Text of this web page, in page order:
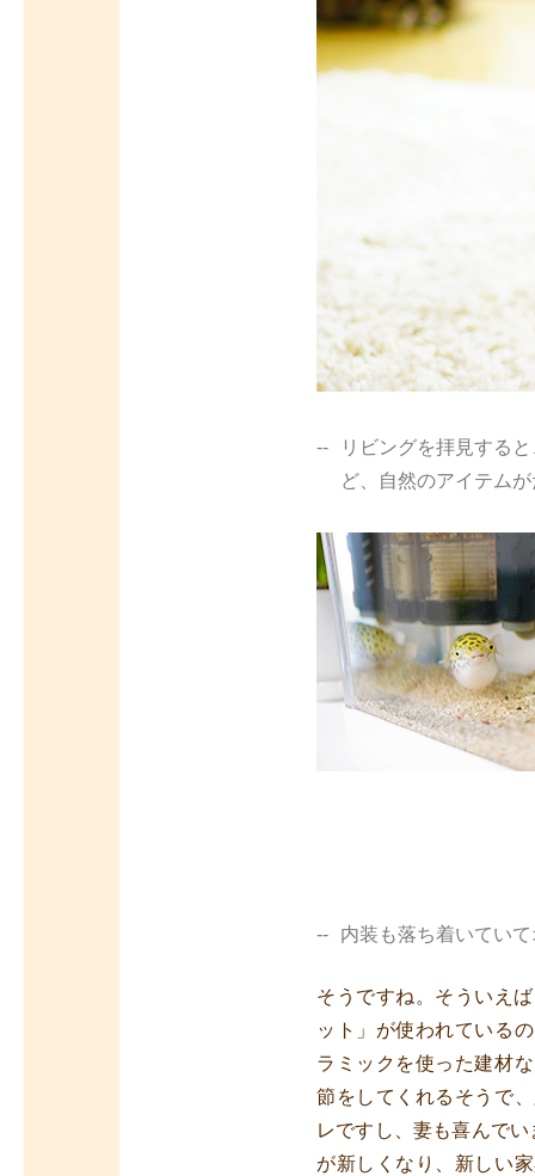
リビングを拝見する
ど、自然のアイテム
内装も落ち着いてい
そうですね。そういえ
ット」が使われている
ラミックを使った建材
節をしてくれるそうで
レですし、妻も喜んで
が新しくなり、新しい